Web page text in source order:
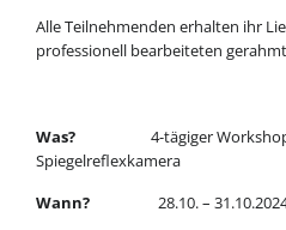
Alle Teilnehmenden erhalten ihr
professionell bearbeiteten
Was?4-tägiger Workshop
Spiegelreflexkamera
Wann?28.10. – 31.10.2024,